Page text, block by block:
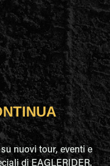
nuovi tour, eventi e
di EAGLERIDER.